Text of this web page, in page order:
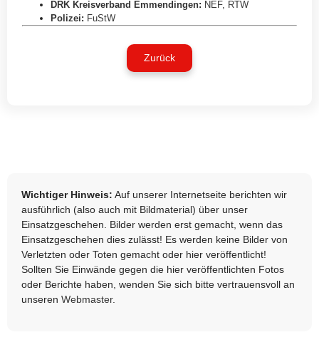
DRK Kreisverband Emmendingen: NEF, RTW
Polizei: FuStW
Zurück
Wichtiger Hinweis: Auf unserer Internetseite berichten wir
ausführlich (also auch mit Bildmaterial) über unser
Einsatzgeschehen. Bilder werden erst gemacht, wenn das
Einsatzgeschehen dies zulässt! Es werden keine Bilder von
Verletzten oder Toten gemacht oder hier veröffentlicht!
Sollten Sie Einwände gegen die hier veröffentlichten Fotos
oder Berichte haben, wenden Sie sich bitte vertrauensvoll an
unseren Webmaster.